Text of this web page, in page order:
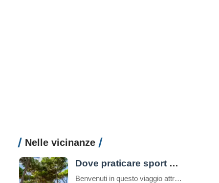
Nelle vicinanze
Dove praticare sport a Roma: consigli utili e attività da svolgere nella capitale
Benvenuti in questo viaggio attraverso le migliori opportunità per praticare sport nella vivace e storica città di Roma. La Capitale italiana non è solo un tesoro di arte, cultura e gastronomia, ma offre anche numerose possibilità per mantenere uno stile di vita attivo e sano, oltre che ecologico. Che siate residenti o turisti, appassionati di sport all’aria aperta o alla […]